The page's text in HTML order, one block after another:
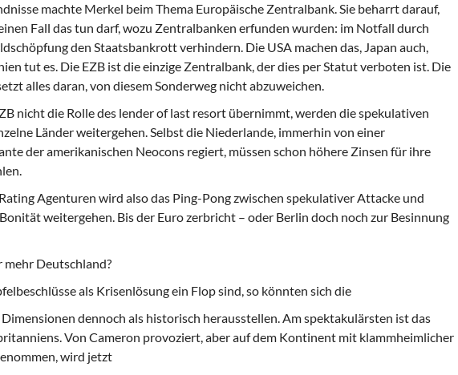
machte Merkel beim Thema Europäische Zentralbank. Sie beharrt darauf,
Fall das tun darf, wozu Zentralbanken er­funden wurden: im Notfall durch
den Staatsbankrott verhindern. Die USA machen das, Japan auch,
tut es. Die EZB ist die einzige Zentralbank, der dies per Statut verboten ist. Die
alles daran, von diesem Sonderweg nicht abzuweichen.
nicht die Rolle des lender of last resortübernimmt, werden die spekulativen
Länder weitergehen. Selbst die Niederlande, immerhin von einer
der amerikanischen Neocons regiert, müssen schon höhere Zinsen für ihre
Agenturen wird also das Ping-Pong zwischen spekulativer Attacke und
weitergehen. Bis der Euro zerbricht – oder Berlin doch noch zur Besinnung
mehr Deutschland?
als Krisenlösung ein Flop sind, so könnten sich die
dennoch als historisch herausstellen. Am spektakulärsten ist das
Von Cameron provoziert, aber auf dem Kontinent mit klammheimlicher
wird jetzt